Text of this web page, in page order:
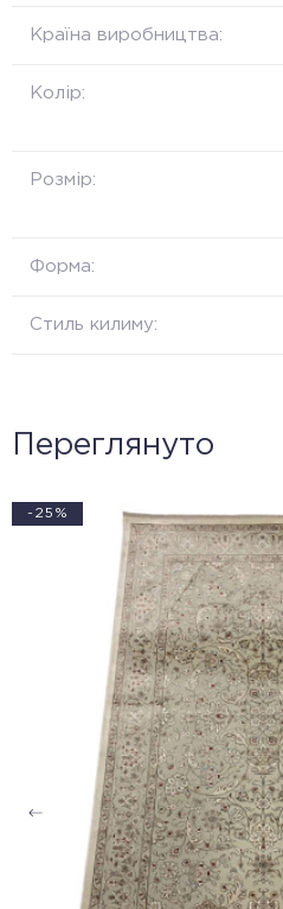
Країна виробництва:
Колір:
Розмір:
Форма:
Стиль килиму:
Переглянуто
-25%